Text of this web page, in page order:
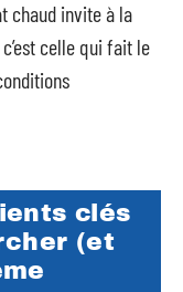
chaud invite à la
celle qui fait le
clés
(et